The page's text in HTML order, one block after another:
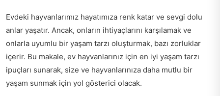
Evdeki hayvanlarımız hayatımıza renk katar ve sevgi dolu
anlar yaşatır. Ancak, onların ihtiyaçlarını karşılamak ve
onlarla uyumlu bir yaşam tarzı oluşturmak, bazı zorluklar
içerir. Bu makale, ev hayvanlarınız için en iyi yaşam tarzı
ipuçları sunarak, size ve hayvanlarınıza daha mutlu bir
yaşam sunmak için yol gösterici olacak.